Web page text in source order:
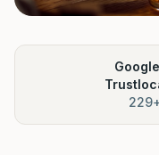
Google
229